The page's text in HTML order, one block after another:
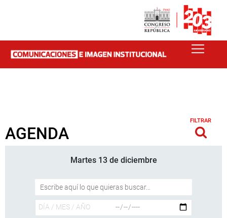
AGENDA
FILTRAR
Martes 13 de diciembre